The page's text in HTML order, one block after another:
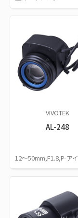
VIVOTEK
AL-248
12～50mm,F1.8,P-ア